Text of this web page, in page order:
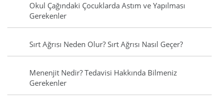
Okul Çağındaki Çocuklarda Astım ve Yapılması
Gerekenler
Sırt Ağrısı Neden Olur? Sırt Ağrısı Nasıl Geçer?
Menenjit Nedir? Tedavisi Hakkında Bilmeniz
Gerekenler